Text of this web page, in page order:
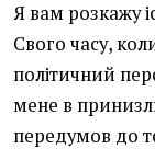
Я вам розкажу
Свого часу,
політичний
мене в
передумов до